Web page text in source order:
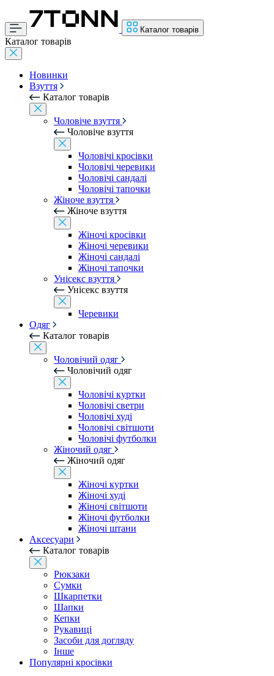
Каталог товарів
Каталог товарів
Новинки
Взуття
Каталог товарів
Чоловіче взуття
Чоловіче взуття
Чоловічі кросівки
Чоловічі черевики
Чоловічі сандалі
Чоловічі тапочки
Жіноче взуття
Жіноче взуття
Жіночі кросівки
Жіночі черевики
Жіночі сандалі
Жіночі тапочки
Унісекс взуття
Унісекс взуття
Черевики
Одяг
Каталог товарів
Чоловічий одяг
Чоловічий одяг
Чоловічі куртки
Чоловічі светри
Чоловічі худі
Чоловічі світшоти
Чоловічі футболки
Жіночий одяг
Жіночий одяг
Жіночі куртки
Жіночі худі
Жіночі світшоти
Жіночі футболки
Жіночі штани
Аксесуари
Каталог товарів
Рюкзаки
Сумки
Шкарпетки
Шапки
Кепки
Рукавиці
Засоби для догляду
Інше
Популярні кросівки